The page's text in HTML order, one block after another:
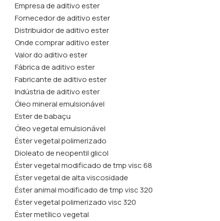
Empresa de aditivo ester
Fornecedor de aditivo ester
Distribuidor de aditivo ester
Onde comprar aditivo ester
Valor do aditivo ester
Fábrica de aditivo ester
Fabricante de aditivo ester
Indústria de aditivo ester
Óleo mineral emulsionável
Ester de babaçu
Óleo vegetal emulsionável
Éster vegetal polimerizado
Dioleato de neopentil glicol
Éster vegetal modificado de tmp visc 68
Éster vegetal de alta viscosidade
Éster animal modificado de tmp visc 320
Éster vegetal polimerizado visc 320
Éster metílico vegetal